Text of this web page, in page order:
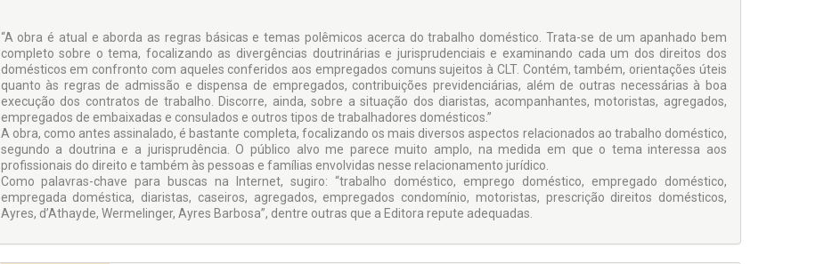
“A obra é atual e aborda as regras básicas e temas polêmicos acerca do trabalho doméstico. Trata-se de um apanhado bem
completo sobre o tema, focalizando as divergências doutrinárias e jurisprudenciais e examinando cada um dos direitos dos
domésticos em confronto com aqueles conferidos aos empregados comuns sujeitos à CLT. Contém, também, orientações úteis
quanto às regras de admissão e dispensa de empregados, contribuições previdenciárias, além de outras necessárias à boa
execução dos contratos de trabalho. Discorre, ainda, sobre a situação dos diaristas, acompanhantes, motoristas, agregados,
empregados de embaixadas e consulados e outros tipos de trabalhadores domésticos.”
A obra, como antes assinalado, é bastante completa, focalizando os mais diversos aspectos relacionados ao trabalho doméstico,
segundo a doutrina e a jurisprudência. O público alvo me parece muito amplo, na medida em que o tema interessa aos
profissionais do direito e também às pessoas e famílias envolvidas nesse relacionamento jurídico.
Como palavras-chave para buscas na Internet, sugiro: “trabalho doméstico, emprego doméstico, empregado doméstico,
empregada doméstica, diaristas, caseiros, agregados, empregados condomínio, motoristas, prescrição direitos domésticos,
Ayres, d’Athayde, Wermelinger, Ayres Barbosa”, dentre outras que a Editora repute adequadas.